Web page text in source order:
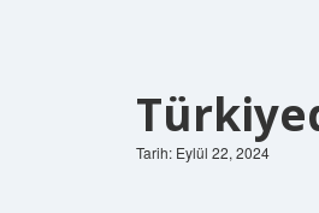
Tarih: Eylül 22, 2024